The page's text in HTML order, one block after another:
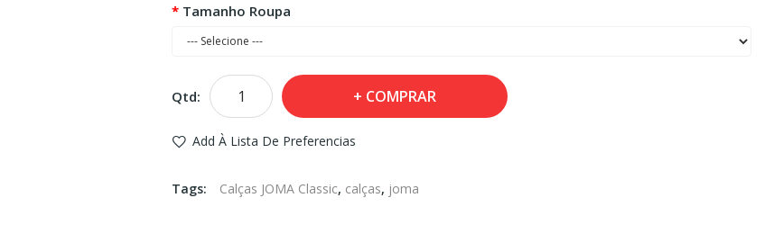
Tamanho Roupa
Qtd: COMPRAR
Add À Lista De Preferencias
Tags: Calças JOMA Classic, calças, joma